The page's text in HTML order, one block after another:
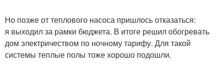
Но позже от теплового насоса пришлось отказаться:
я выходил за рамки бюджета. В итоге решил обогревать
дом электричеством по ночному тарифу. Для такой
системы теплые полы тоже хорошо подошли.